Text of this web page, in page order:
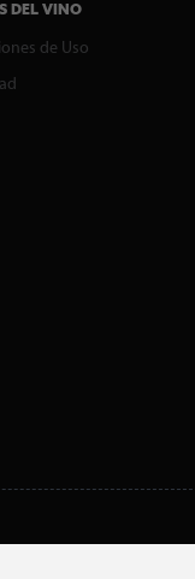
DEL VINO
de Uso